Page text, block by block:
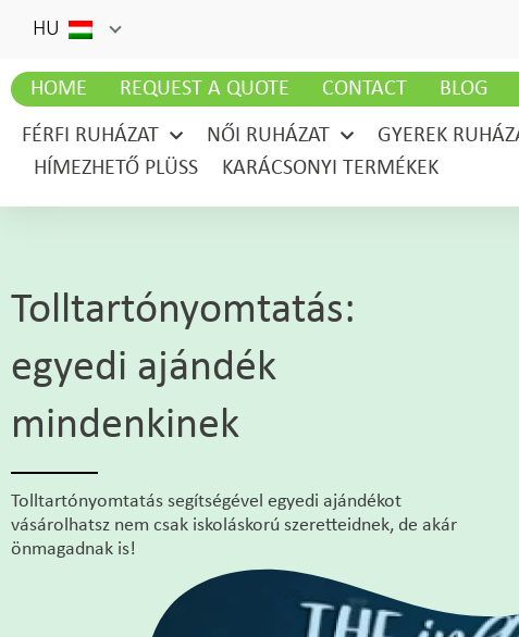
HU
HOME REQUEST A QUOTE CONTACT BLOG
FÉRFI RUHÁZAT NŐI RUHÁZAT GYEREK
HÍMEZHETŐ PLÜSS
KARÁCSONYI TERMÉKEK
Tolltartónyomtatás:
egyedi ajándék
mindenkinek
Tolltartónyomtatás segítségével egyedi ajándékot
vásárolhatsz nem csak iskoláskorú szeretteidnek, de akár
önmagadnak is!